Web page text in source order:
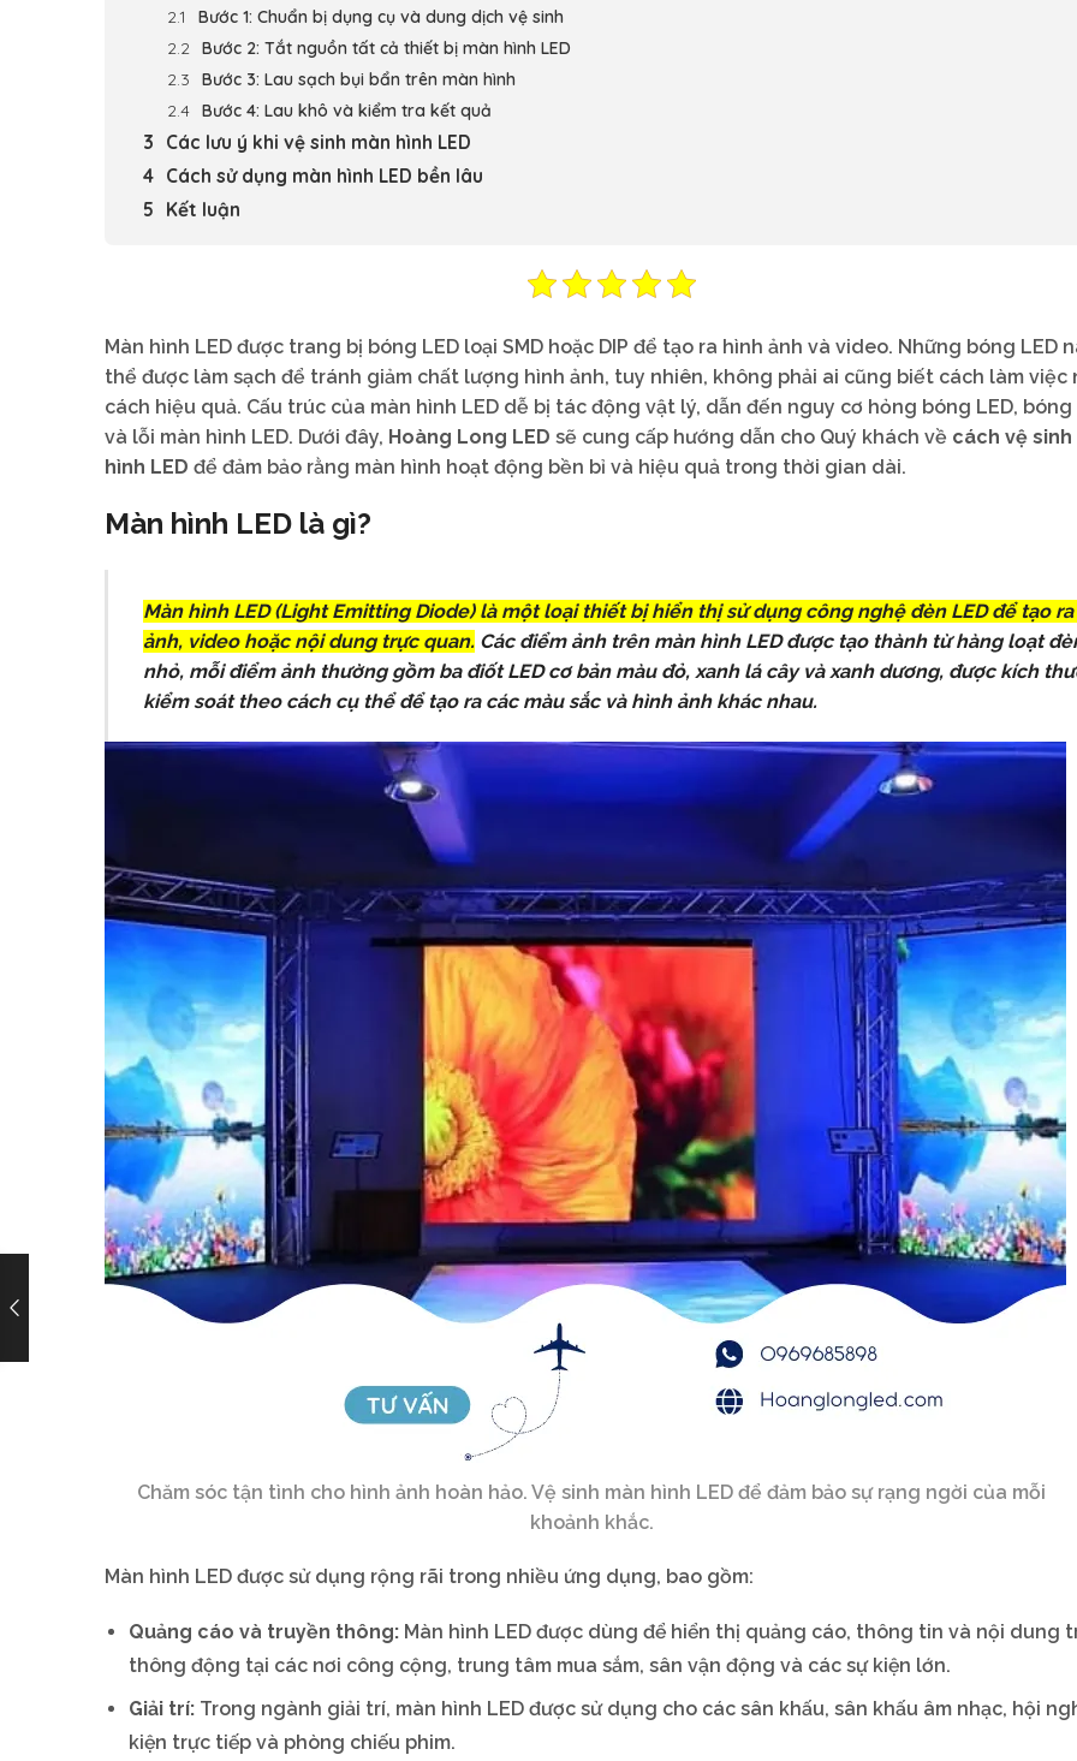
Bước 1: Chuẩn bị dụng cụ và dung dịch vệ sinh
Bước 2: Tắt nguồn tất cả thiết bị màn hình LED
Bước 3: Lau sạch bụi bẩn trên màn hình
Bước 4: Lau khô và kiểm tra kết quả
Các lưu ý khi vệ sinh màn hình LED
Cách sử dụng màn hình LED bền lâu
Kết luận
Màn hình LED được trang bị bóng LED loại SMD hoặc DIP để tạo ra hình ảnh và video. Những bóng LED
thể được làm sạch để tránh giảm chất lượng hình ảnh, tuy nhiên, không phải ai cũng biết cách làm việc
cách hiệu quả. Cấu trúc của màn hình LED dễ bị tác động vật lý, dẫn đến nguy cơ hỏng bóng LED, bóng
và lỗi màn hình LED. Dưới đây, Hoàng Long LED sẽ cung cấp hướng dẫn cho Quý khách về cách vệ sinh
hình LED để đảm bảo rằng màn hình hoạt động bền bỉ và hiệu quả trong thời gian dài.
Màn hình LED là gì?
Màn hình LED (Light Emitting Diode)là một loại thiết bị hiển thị sử dụng công nghệ đèn LED để tạo
ảnh, video hoặc nội dung trực quan. Các điểm ảnh trên màn hình LED được tạo thành từ hàng loạt
nhỏ, mỗi điểm ảnh thường gồm ba điốt LED cơ bản màu đỏ, xanh lá cây và xanh dương, được kích
kiểm soát theo cách cụ thể để tạo ra các màu sắc và hình ảnh khác nhau.
Chăm sóc tận tình cho hình ảnh hoàn hảo. Vệ sinh màn hình LED để đảm bảo sự rạng ngời của mỗi
khoảnh khắc.
Màn hình LED được sử dụng rộng rãi trong nhiều ứng dụng, bao gồm:
Quảng cáo và truyền thông: Màn hình LED được dùng để hiển thị quảng cáo, thông tin và nội dung
thông động tại các nơi công cộng, trung tâm mua sắm, sân vận động và các sự kiện lớn.
Giải trí: Trong ngành giải trí, màn hình LED được sử dụng cho các sân khấu, sân khấu âm nhạc, hội
kiện trực tiếp và phòng chiếu phim.